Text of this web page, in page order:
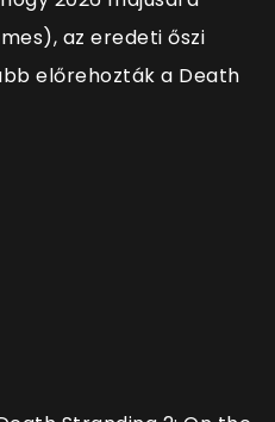
az eredeti őszi
előrehozták a Death